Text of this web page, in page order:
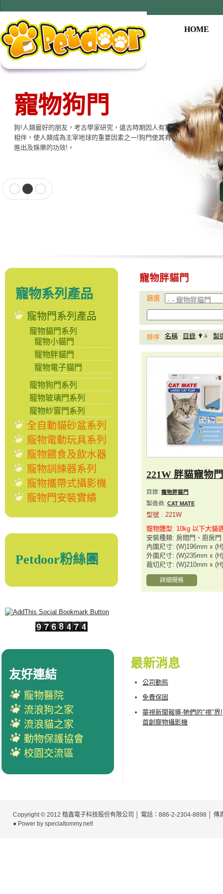
HOME
寵物狗門
狗!人類最好的朋友，考古學家研究，遠古時期因人有狗
相伴，使人類成為主宰地球的重要因素之一!狗門使其有
進出及娛樂的功效!。
寵物系列產品
寵物門系列產品
寵物貓門系列
寵物小貓門
寵物胖貓門
寵物電子貓門
寵物狗門系列
寵物玻璃門系列
寵物紗窗門系列
全自動貓砂盆系列
寵物電動玩具系列
寵物餵食及飲水器
寵物訓練器系列
寵物攜帶式攝影機
寵物門安裝實績
Petdoor粉絲團
寵物胖貓門
篩選
排序 名稱 目錄 製
221W 胖貓寵物門
目錄: 寵物胖貓門
製造商: CAT MATE
型號 : 221W
寵物體型: 10kg 以下大貓
安裝種類: 房間門、廚房
內圍尺寸: (W)196mm x
外圍尺寸: (W)235mm x
裁切尺寸: (W)210mm x
詳細規格
最新消息
公司動態
免費保固
華視新聞報導-牠們的"視"界!
首創寵物攝影機
友好連結
寵物醫院
流浪狗之家
流浪貓之家
動物保護協會
校園交流區
Copyright © 2012 楷鑫電子科技股份有限公司
│ 電話：886-2-2304-8898 │
● Power by specialtommy.net!